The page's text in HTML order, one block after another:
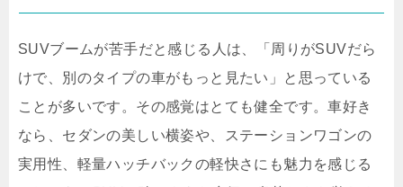
SUVブームが苦手だと感じる人は、「周りがSUVだら
けで、別のタイプの車がもっと見たい」と思っている
ことが多いです。その感覚はとても健全です。車好き
なら、セダンの美しい横姿や、ステーションワゴンの
実用性、軽量ハッチバックの軽快さにも魅力を感じる